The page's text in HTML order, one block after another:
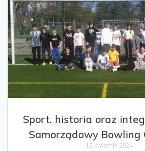
Sport, historia oraz
Samorządowy Bowling
12 kwietnia 2024